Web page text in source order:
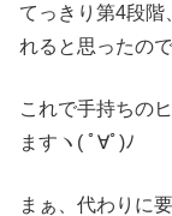
てっきり第4段階
れると思ったの
これで手持ちの
ますヽ( ﾟ∀ﾟ)ﾉ
まぁ、代わりに